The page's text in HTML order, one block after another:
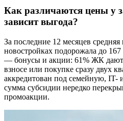
Как различаются цены у
зависит выгода?
За последние 12 месяцев
новостройках подорожала до
— бонусы и акции: 61% ЖК
взносе или покупке сразу двух
аккредитован под семейную,
сумма субсидии нередко
промоакции.